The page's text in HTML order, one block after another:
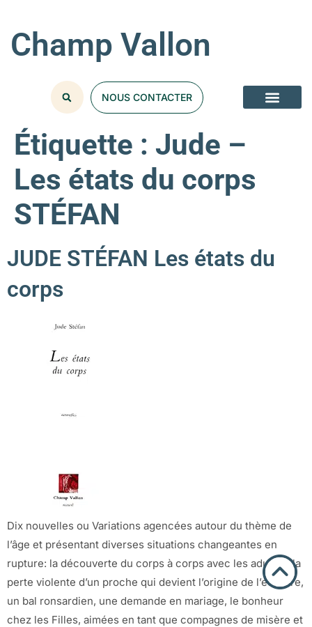
Champ Vallon
NOUS CONTACTER
Étiquette : Jude –
Les états du corps
STÉFAN
JUDE STÉFAN Les états du
corps
Dix nouvelles ou Variations agencées autour du thème de
l’âge et présentant diverses situations changeantes en
rupture: la découverte du corps à corps avec les adultes, la
perte violente d’un proche qui devient l’origine de l’écriture,
un bal ronsardien, une demande en mariage, le bonheur
chez les Filles, aimées en tant que compagnes de misère et